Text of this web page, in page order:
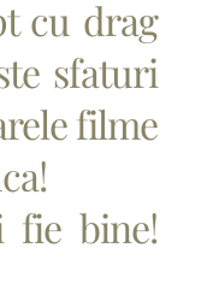
cu drag
sfaturi
filme
fie bine!